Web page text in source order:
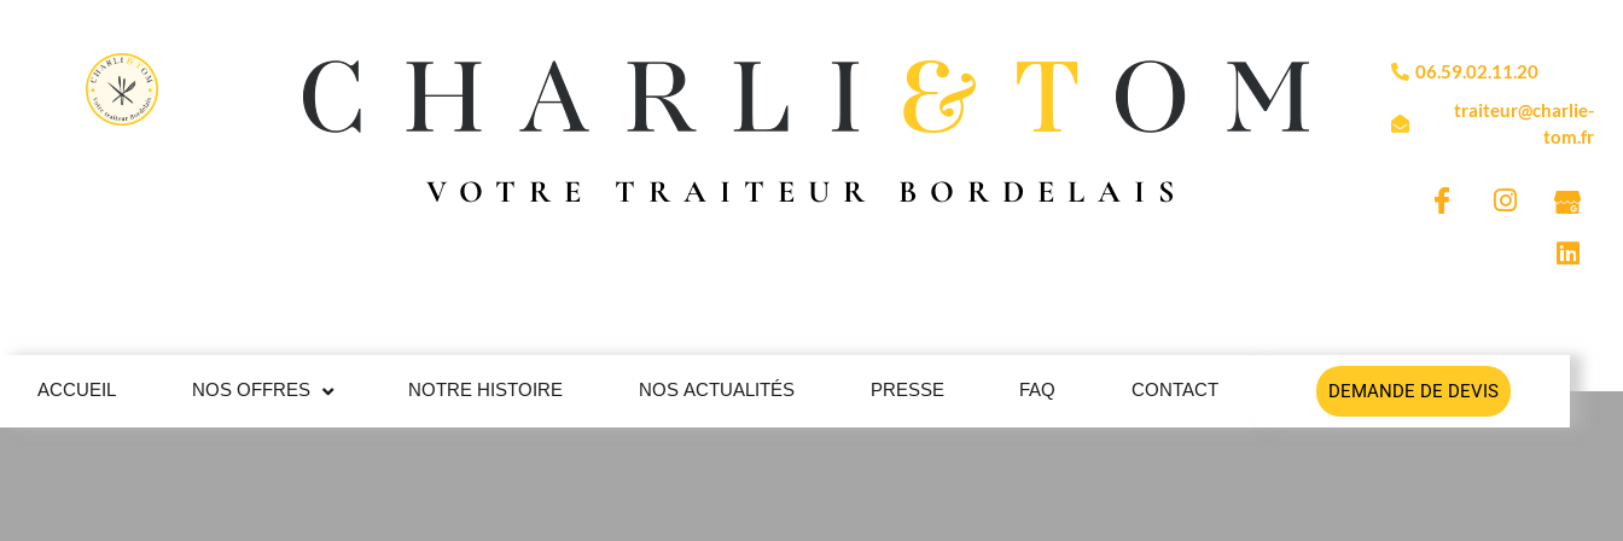
VOTRE TRAITEUR BORDELAIS
06.59.02.11.20
traiteur@charlie-
tom.fr
ACCUEIL NOS OFFRES NOTRE HISTOIRE NOS ACTUALITÉS PRESSE FAQ CONTACT DEMANDE DE DEVIS